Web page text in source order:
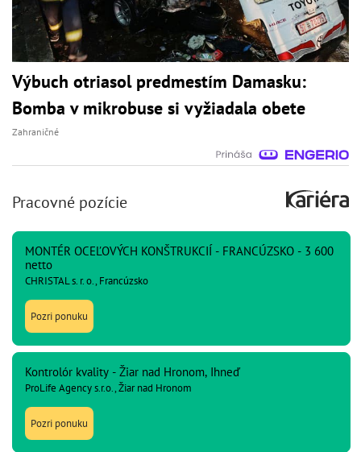
Výbuch otriasol predmestím Damasku:
Bomba v mikrobuse si vyžiadala obete
Zahraničné
Pracovné pozície
MONTÉR OCEĽOVÝCH KONŠTRUKCIÍ - FRANCÚZSKO - 3 600
netto
CHRISTAL s. r. o., Francúzsko
Pozri ponuku
Kontrolór kvality - Žiar nad Hronom, Ihneď
ProLife Agency s.r.o., Žiar nad Hronom
Pozri ponuku